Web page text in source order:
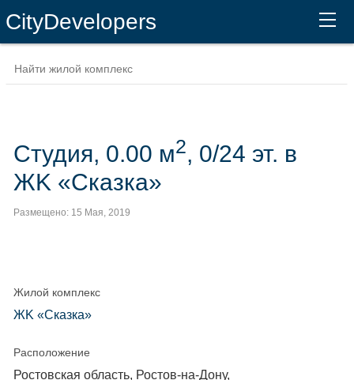
CityDevelopers
Студия, 0.00 м2, 0/24 эт. в
ЖK «Сказка»
Размещено: 15 Мая, 2019
Жилой комплекс
ЖK «Сказка»
Расположение
Ростовская область, Ростов-на-Дону,